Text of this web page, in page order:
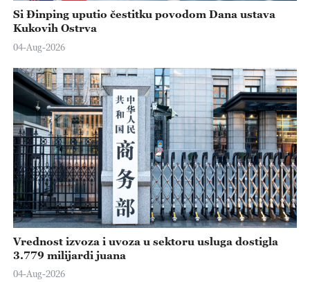
Si Đinping uputio čestitku povodom Dana ustava
Kukovih Ostrva
04-Aug-2026
Vrednost izvoza i uvoza u sektoru usluga dostigla
3.779 milijardi juana
04-Aug-2026